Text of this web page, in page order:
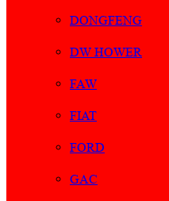
DONGFENG
DW HOWER
FAW
FIAT
FORD
GAC